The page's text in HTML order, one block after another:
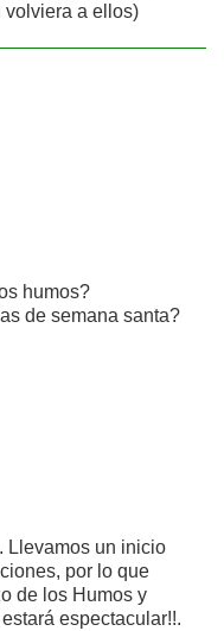
volviera a ellos)
humos?
de semana santa?
Llevamos un inicio
por lo que
de los Humos y
espectacular!!.